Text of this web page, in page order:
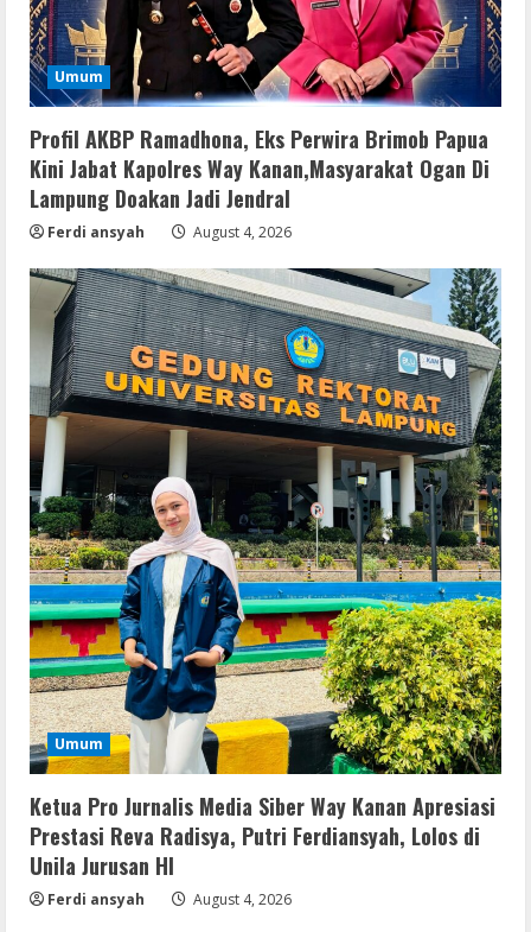
Umum
Profil AKBP Ramadhona, Eks Perwira Brimob Papua
Kini Jabat Kapolres Way Kanan,Masyarakat Ogan Di
Lampung Doakan Jadi Jendral
Ferdi ansyah August 4, 2026
Umum
Ketua Pro Jurnalis Media Siber Way Kanan Apresiasi
Prestasi Reva Radisya, Putri Ferdiansyah, Lolos di
Unila Jurusan HI
Ferdi ansyah August 4, 2026
2
MATLAB Crack + Portable Clean
Premium
August 6, 2026
3
Serialers
Ableton Live Crack + Portable Windows
10 (x32x64)
August 6, 2026
4
Lan
Assassin’s Creed Shadows Digital
Deluxe Edition Cracked Rune Release
for Desktop
August 6, 2026
5
Umum
Profil AKBP Ramadhona, Eks Perwira
Brimob Papua Kini Jabat Kapolres Way
Kanan
August 5, 2026
1
Serialers
VMware Workstation Portable +
August 6, 2026
Serialers
MATLAB Crack + Portable Clean